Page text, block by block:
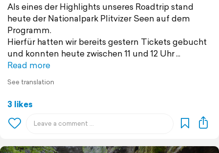
Als eines der Highlights unseres Roadtrip stand
heute der Nationalpark Plitvizer Seen auf dem
Programm.
Hierfür hatten wir bereits gestern Tickets gebucht
und konnten heute zwischen 11 und 12 Uhr
Read more
See translation
3 likes